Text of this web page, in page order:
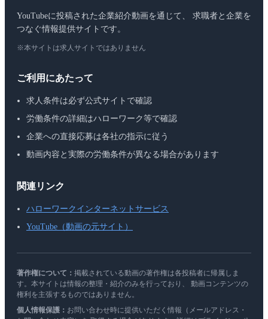
YouTubeに投稿された企業紹介動画を通じて、 求職者と企業を
つなぐ情報提供サイトです。
※本サイトは求人サイトではありません
ご利用にあたって
求人条件は必ず公式サイトで確認
労働条件の詳細はハローワーク等で確認
企業への直接応募は各社の指示に従う
動画内容と実際の労働条件が異なる場合があります
関連リンク
ハローワークインターネットサービス
YouTube（動画の元サイト）
著作権について： 掲載されている動画の著作権は各投稿者に帰属しま
す。本サイトは情報の整理・紹介のみを行っており、 動画コンテンツの
権利を主張するものではありません。
個人情報保護： お問い合わせ時に提供いただく情報（メールアドレス・